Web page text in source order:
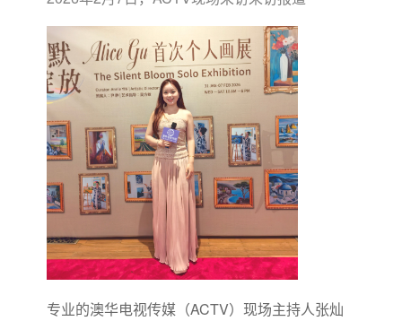
专业的澳华电视传媒（ACTV）现场主持人张灿